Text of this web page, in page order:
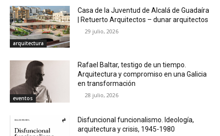
arquitectura
Casa de la Juventud de Alcalá de Guadaíra
| Retuerto Arquitectos – dunar arquitectos
29 julio, 2026
eventos
Rafael Baltar, testigo de un tiempo.
Arquitectura y compromiso en una Galicia
en transformación
28 julio, 2026
Disfuncional funcionalismo. Ideología,
arquitectura y crisis, 1945-1980